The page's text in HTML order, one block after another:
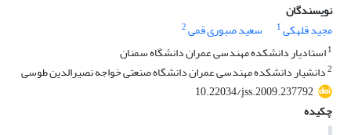
نویسندگان
مجید قلهکی1 سعید صبوری قمی2
1استادیار دانشکده مهندسی عمران دانشگاه سمنان
2دانشیار دانشکده مهندسی عمران دانشگاه صنعتی خواجه نصیرالدین طوسی
10.22034/jss.2009.237792
چکیده